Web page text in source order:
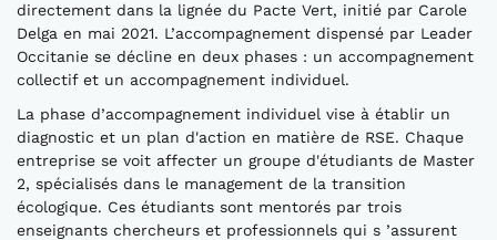
directement dans la lignée du Pacte Vert, initié par Carole
Delga en mai 2021. L’accompagnement dispensé par Leader
Occitanie se décline en deux phases : un accompagnement
collectif et un accompagnement individuel.
La phase d’accompagnement individuel vise à établir un
diagnostic et un plan d'action en matière de RSE. Chaque
entreprise se voit affecter un groupe d'étudiants de Master
2, spécialisés dans le management de la transition
écologique. Ces étudiants sont mentorés par trois
enseignants chercheurs et professionnels qui s ’assurent